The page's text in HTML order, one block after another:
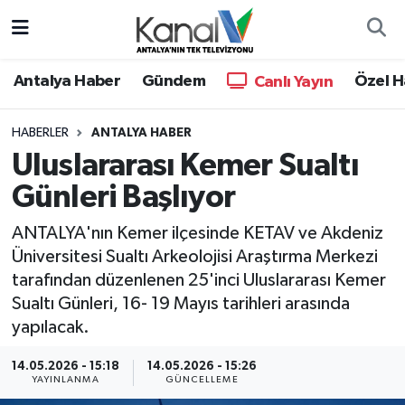
Antalya Haber Gündem Canlı Yayın Özel
HABERLER ANTALYA HABER
Uluslararası Kemer Sualtı
Günleri Başlıyor
ANTALYA'nın Kemer ilçesinde KETAV ve Akdeniz
Üniversitesi Sualtı Arkeolojisi Araştırma Merkezi
tarafından düzenlenen 25'inci Uluslararası Kemer
Sualtı Günleri, 16- 19 Mayıs tarihleri arasında
yapılacak.
14.05.2026 - 15:18
YAYINLANMA
14.05.2026 - 15:26
GÜNCELLEME
Antalya Haber
Dünya
Eğitim
Ekonomi
Gündem
Haber Kuşakları
Hava Durumu
Trafik Durumu
Süper Lig Puan Durumu ve Fikstür
Tüm Manşetler
Son Dakika Haberleri